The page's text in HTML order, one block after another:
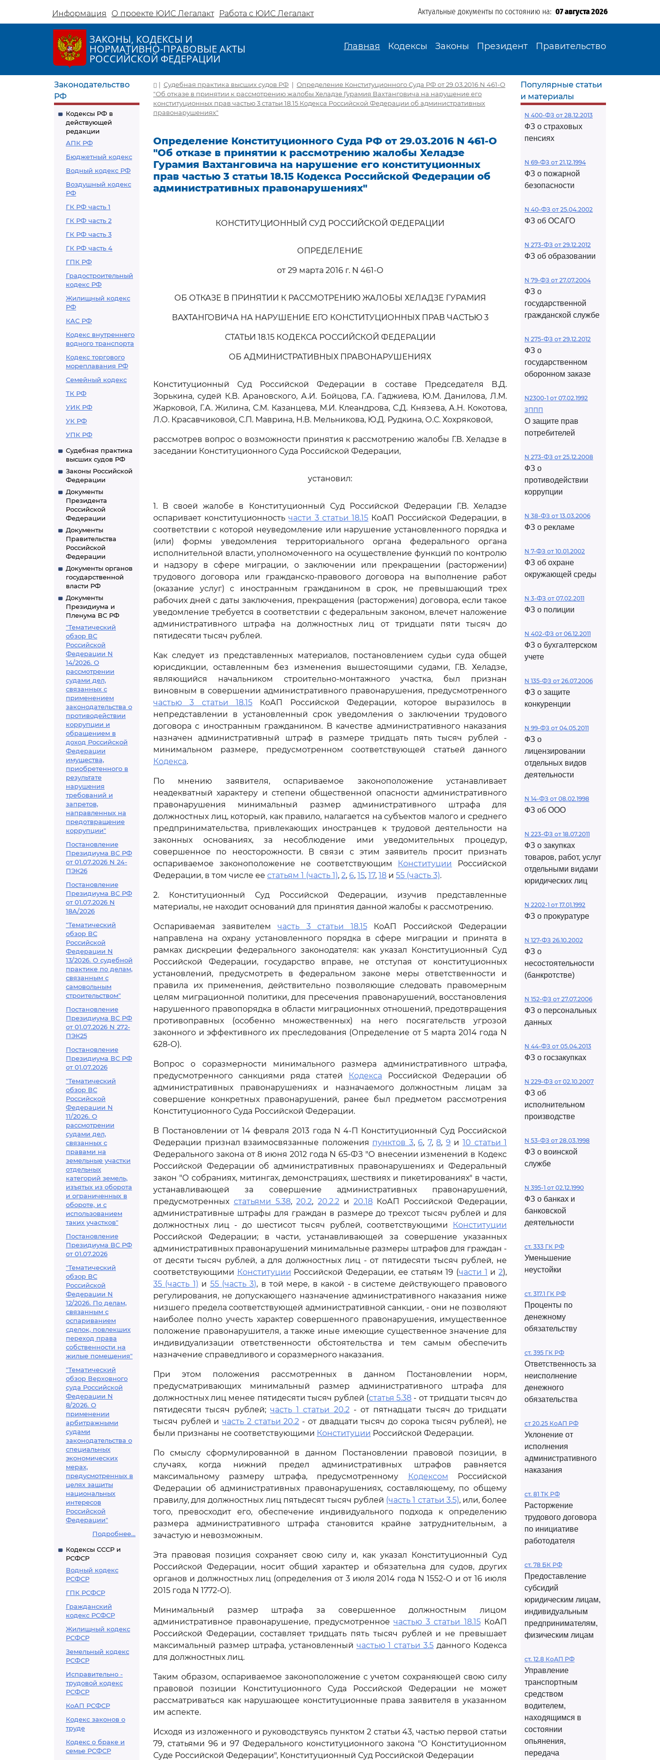
Информация О проекте ЮИС Легалакт Работа с ЮИС Легалакт Актуальные документы по состоянию на: 07 августа 2026
ЗАКОНЫ, КОДЕКСЫ И
НОРМАТИВНО-ПРАВОВЫЕ АКТЫ
РОССИЙСКОЙ ФЕДЕРАЦИИ
Главная Кодексы Законы Президент Правительство
Законодательство
РФ
Кодексы РФ в
действующей
редакции
АПК РФ
Бюджетный кодекс
Водный кодекс РФ
Воздушный кодекс
РФ
ГК РФ часть 1
ГК РФ часть 2
ГК РФ часть 3
ГК РФ часть 4
ГПК РФ
Градостроительный
кодекс РФ
Жилищный кодекс
РФ
КАС РФ
Кодекс внутреннего
водного транспорта
Кодекс торгового
мореплавания РФ
Семейный кодекс
ТК РФ
УИК РФ
УК РФ
УПК РФ
Судебная практика
высших судов РФ
Законы Российской
Федерации
Документы
Президента
Российской
Федерации
Документы
Правительства
Российской
Федерации
Документы органов
государственной
власти РФ
Документы
Президиума и
Пленума ВС РФ
"Тематический
обзор ВС
Российской
Федерации N
14/2026. О
рассмотрении
судами дел,
связанных с
применением
законодательства о
противодействии
коррупции и
обращением в
доход Российской
Федерации
имущества,
приобретенного в
результате
нарушения
требований и
запретов,
направленных на
предотвращение
коррупции"
Постановление
Президиума ВС РФ
от 01.07.2026 N 24-
ПЭК26
Постановление
Президиума ВС РФ
от 01.07.2026 N
18А/2026
"Тематический
обзор ВС
Российской
Федерации N
13/2026. О судебной
практике по делам,
связанным с
самовольным
строительством"
Постановление
Президиума ВС РФ
от 01.07.2026 N 272-
ПЭК25
Постановление
Президиума ВС РФ
от 01.07.2026
"Тематический
обзор ВС
Российской
Федерации N
11/2026. О
рассмотрении
судами дел,
связанных с
правами на
земельные участки
отдельных
категорий земель,
изъятых из оборота
и ограниченных в
обороте, и с
использованием
таких участков"
Постановление
Президиума ВС РФ
от 01.07.2026
"Тематический
обзор ВС
Российской
Федерации N
12/2026. По делам,
связанным с
оспариванием
сделок, повлекших
переход права
собственности на
жилые помещения"
"Тематический
обзор Верховного
суда Российской
Федерации N
8/2026. О
применении
арбитражными
судами
законодательства о
специальных
экономических
мерах,
предусмотренных в
целях защиты
национальных
интересов
Российской
Федерации"
Подробнее...
Кодексы СССР и
РСФСР
Водный кодекс
РСФСР
ГПК РСФСР
Гражданский
кодекс РСФСР
Жилищный кодекс
РСФСР
Земельный кодекс
РСФСР
Исправительно -
трудовой кодекс
РСФСР
КоАП РСФСР
Кодекс законов о
труде
Кодекс о браке и
семье РСФСР
| Судебная практика высших судов РФ | Определение Конституционного Суда РФ от 29.03.2016 N 461-О
"Об отказе в принятии к рассмотрению жалобы Хеладзе Гурамия Вахтанговича на нарушение его
конституционных прав частью 3 статьи 18.15 Кодекса Российской Федерации об административных
правонарушениях"
Определение Конституционного Суда РФ от 29.03.2016 N 461-О
"Об отказе в принятии к рассмотрению жалобы Хеладзе
Гурамия Вахтанговича на нарушение его конституционных
прав частью 3 статьи 18.15 Кодекса Российской Федерации об
административных правонарушениях"
КОНСТИТУЦИОННЫЙ СУД РОССИЙСКОЙ ФЕДЕРАЦИИ
ОПРЕДЕЛЕНИЕ
от 29 марта 2016 г. N 461-О
ОБ ОТКАЗЕ В ПРИНЯТИИ К РАССМОТРЕНИЮ ЖАЛОБЫ ХЕЛАДЗЕ ГУРАМИЯ
ВАХТАНГОВИЧА НА НАРУШЕНИЕ ЕГО КОНСТИТУЦИОННЫХ ПРАВ ЧАСТЬЮ 3
СТАТЬИ 18.15 КОДЕКСА РОССИЙСКОЙ ФЕДЕРАЦИИ
ОБ АДМИНИСТРАТИВНЫХ ПРАВОНАРУШЕНИЯХ
Конституционный Суд Российской Федерации в составе Председателя В.Д.
Зорькина, судей К.В. Арановского, А.И. Бойцова, Г.А. Гаджиева, Ю.М. Данилова, Л.М.
Жарковой, Г.А. Жилина, С.М. Казанцева, М.И. Клеандрова, С.Д. Князева, А.Н. Кокотова,
Л.О. Красавчиковой, С.П. Маврина, Н.В. Мельникова, Ю.Д. Рудкина, О.С. Хохряковой,
рассмотрев вопрос о возможности принятия к рассмотрению жалобы Г.В. Хеладзе в
заседании Конституционного Суда Российской Федерации,
установил:
1. В своей жалобе в Конституционный Суд Российской Федерации Г.В. Хеладзе
оспаривает конституционностьчасти 3 статьи 18.15 КоАП Российской Федерации, в
соответствии с которой неуведомление или нарушение установленного порядка и
(или) формы уведомления территориального органа федерального органа
исполнительной власти, уполномоченного на осуществление функций по контролю
и надзору в сфере миграции, о заключении или прекращении (расторжении)
трудового договора или гражданско-правового договора на выполнение работ
(оказание услуг) с иностранным гражданином в срок, не превышающий трех
рабочих дней с даты заключения, прекращения (расторжения) договора, если такое
уведомление требуется в соответствии с федеральным законом, влечет наложение
административного штрафа на должностных лиц от тридцати пяти тысяч до
пятидесяти тысяч рублей.
Как следует из представленных материалов, постановлением судьи суда общей
юрисдикции, оставленным без изменения вышестоящими судами, Г.В. Хеладзе,
являющийся начальником строительно-монтажного участка, был признан
виновным в совершении административного правонарушения, предусмотренного
частью 3 статьи 18.15 КоАП Российской Федерации, которое выразилось в
непредставлении в установленный срок уведомления о заключении трудового
договора с иностранным гражданином. В качестве административного наказания
назначен административный штраф в размере тридцать пять тысяч рублей -
минимальном размере, предусмотренном соответствующей статьей данного
Кодекса.
По мнению заявителя, оспариваемое законоположение устанавливает
неадекватный характеру и степени общественной опасности административного
правонарушения минимальный размер административного штрафа для
должностных лиц, который, как правило, налагается на субъектов малого и среднего
предпринимательства, привлекающих иностранцев к трудовой деятельности на
законных основаниях, за несоблюдение ими уведомительных процедур,
совершенное по неосторожности. В связи с этим заявитель просит признать
оспариваемое законоположение не соответствующим Конституции Российской
Федерации, в том числе ее статьям 1 (часть 1), 2, 6, 15, 17, 18 и 55 (часть 3).
2. Конституционный Суд Российской Федерации, изучив представленные
материалы, не находит оснований для принятия данной жалобы к рассмотрению.
Оспариваемая заявителем часть 3 статьи 18.15КоАП Российской Федерации
направлена на охрану установленного порядка в сфере миграции и принята в
рамках дискреции федерального законодателя: как указал Конституционный Суд
Российской Федерации, государство вправе, не отступая от конституционных
установлений, предусмотреть в федеральном законе меры ответственности и
правила их применения, действительно позволяющие следовать правомерным
целям миграционной политики, для пресечения правонарушений, восстановления
нарушенного правопорядка в области миграционных отношений, предотвращения
противоправных (особенно множественных) на него посягательств угрозой
законного и эффективного их преследования (Определение от 5 марта 2014 года N
628-О).
Вопрос о соразмерности минимального размера административного штрафа,
предусмотренного санкциями ряда статей
Кодекса Российской Федерации об
административных правонарушениях и назначаемого должностным лицам за
совершение конкретных правонарушений, ранее был предметом рассмотрения
Конституционного Суда Российской Федерации.
В Постановлении от 14 февраля 2013 года N 4-П Конституционный Суд Российской
Федерации признал взаимосвязанные положения пунктов 3,6, 7,8, 9 и 10 статьи 1
Федерального закона от 8 июня 2012 года N 65-ФЗ "О внесении изменений в Кодекс
Российской Федерации об административных правонарушениях и Федеральный
закон "О собраниях, митингах, демонстрациях, шествиях и пикетированиях" в части,
устанавливающей за совершение административных правонарушений,
предусмотренных статьями 5.38,20.2,20.2.2 и 20.18КоАП Российской Федерации,
административные штрафы для граждан в размере до трехсот тысяч рублей и для
должностных лиц - до шестисот тысяч рублей, соответствующими
Конституции
Российской Федерации; в части, устанавливающей за совершение указанных
административных правонарушений минимальные размеры штрафов для граждан -
от десяти тысяч рублей, а для должностных лиц - от пятидесяти тысяч рублей, не
соответствующими Конституции Российской Федерации, ее статьям 19 (части 1 и2),
35 (часть 1) и 55 (часть 3), в той мере, в какой - в системе действующего правового
регулирования, не допускающего назначение административного наказания ниже
низшего предела соответствующей административной санкции, - они не позволяют
наиболее полно учесть характер совершенного правонарушения, имущественное
положение правонарушителя, а также иные имеющие существенное значение для
индивидуализации ответственности обстоятельства и тем самым обеспечить
назначение справедливого и соразмерного наказания.
При этом положения рассмотренных в данном Постановлении норм,
предусматривающих минимальный размер административного штрафа для
должностных лиц менее пятидесяти тысяч рублей (статья 5.38 - от тридцати тысяч до
пятидесяти тысяч рублей; часть 1 статьи 20.2- от пятнадцати тысяч до тридцати
тысяч рублей ичасть 2 статьи 20.2 - от двадцати тысяч до сорока тысяч рублей), не
были признаны не соответствующими Конституции Российской Федерации.
По смыслу сформулированной в данном Постановлении правовой позиции, в
случаях, когда нижний предел административных штрафов равняется
максимальному размеру штрафа, предусмотренному
Кодексом Российской
Федерации об административных правонарушениях, составляющему, по общему
правилу, для должностных лиц пятьдесят тысяч рублей (часть 1 статьи 3.5), или, более
того, превосходит его, обеспечение индивидуального подхода к определению
размера административного штрафа становится крайне затруднительным, а
зачастую и невозможным.
Эта правовая позиция сохраняет свою силу и, как указал Конституционный Суд
Российской Федерации, носит общий характер и обязательна для судов, других
органов и должностных лиц (определения от 3 июля 2014 года N 1552-О и от 16 июля
2015 года N 1772-О).
Минимальный размер штрафа за совершенное должностным лицом
административное правонарушение, предусмотренное частью 3 статьи 18.15КоАП
Российской Федерации, составляет тридцать пять тысяч рублей и не превышает
максимальный размер штрафа, установленный частью 1 статьи 3.5 данного Кодекса
для должностных лиц.
Таким образом, оспариваемое законоположение с учетом сохраняющей свою силу
правовой позиции Конституционного Суда Российской Федерации не может
рассматриваться как нарушающее конституционные права заявителя в указанном
им аспекте.
Исходя из изложенного и руководствуясь пунктом 2 статьи 43, частью первой статьи
79, статьями 96 и 97 Федерального конституционного закона "О Конституционном
Суде Российской Федерации", Конституционный Суд Российской Федерации
Популярные статьи
и материалы
N 400-ФЗ от 28.12.2013
ФЗ о страховых
пенсиях
N 69-ФЗ от 21.12.1994
ФЗ о пожарной
безопасности
N 40-ФЗ от 25.04.2002
ФЗ об ОСАГО
N 273-ФЗ от 29.12.2012
ФЗ об образовании
N 79-ФЗ от 27.07.2004
ФЗ о
государственной
гражданской службе
N 275-ФЗ от 29.12.2012
ФЗ о
государственном
оборонном заказе
N2300-1 от 07.02.1992
ЗППП
О защите прав
потребителей
N 273-ФЗ от 25.12.2008
ФЗ о
противодействии
коррупции
N 38-ФЗ от 13.03.2006
ФЗ о рекламе
N 7-ФЗ от 10.01.2002
ФЗ об охране
окружающей среды
N 3-ФЗ от 07.02.2011
ФЗ о полиции
N 402-ФЗ от 06.12.2011
ФЗ о бухгалтерском
учете
N 135-ФЗ от 26.07.2006
ФЗ о защите
конкуренции
N 99-ФЗ от 04.05.2011
ФЗ о
лицензировании
отдельных видов
деятельности
N 14-ФЗ от 08.02.1998
ФЗ об ООО
N 223-ФЗ от 18.07.2011
ФЗ о закупках
товаров, работ, услуг
отдельными видами
юридических лиц
N 2202-1 от 17.01.1992
ФЗ о прокуратуре
N 127-ФЗ 26.10.2002
ФЗ о
несостоятельности
(банкротстве)
N 152-ФЗ от 27.07.2006
ФЗ о персональных
данных
N 44-ФЗ от 05.04.2013
ФЗ о госзакупках
N 229-ФЗ от 02.10.2007
ФЗ об
исполнительном
производстве
N 53-ФЗ от 28.03.1998
ФЗ о воинской
службе
N 395-1 от 02.12.1990
ФЗ о банках и
банковской
деятельности
ст. 333 ГК РФ
Уменьшение
неустойки
ст. 317.1 ГК РФ
Проценты по
денежному
обязательству
ст. 395 ГК РФ
Ответственность за
неисполнение
денежного
обязательства
ст 20.25 КоАП РФ
Уклонение от
исполнения
административного
наказания
ст. 81 ТК РФ
Расторжение
трудового договора
по инициативе
работодателя
ст. 78 БК РФ
Предоставление
субсидий
юридическим лицам,
индивидуальным
предпринимателям,
физическим лицам
ст. 12.8 КоАП РФ
Управление
транспортным
средством
водителем,
находящимся в
состоянии
опьянения,
передача